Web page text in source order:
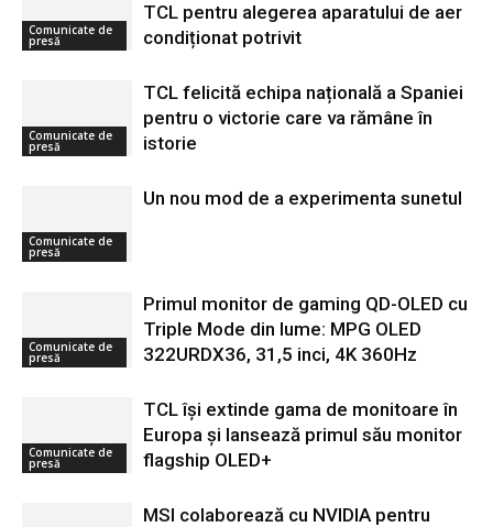
Comunicate de
presă
TCL pentru alegerea aparatului de aer
condiționat potrivit
Comunicate de
presă
TCL felicită echipa națională a Spaniei
pentru o victorie care va rămâne în
istorie
Comunicate de
presă
Un nou mod de a experimenta sunetul
Comunicate de
presă
Primul monitor de gaming QD-OLED cu
Triple Mode din lume: MPG OLED
322URDX36, 31,5 inci, 4K 360Hz
Comunicate de
presă
TCL își extinde gama de monitoare în
Europa și lansează primul său monitor
flagship OLED+
MSI colaborează cu NVIDIA pentru